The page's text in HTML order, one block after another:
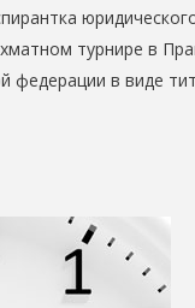
турнире в
федерации в виде